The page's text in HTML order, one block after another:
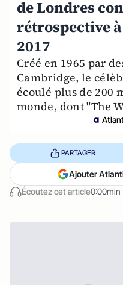
de Londres
rétrospective
2017
Créé en 1965 par
Cambridge, le
écoulé plus de 200
monde, dont "The
Écoutez cet article0:00min
PARTAGER
Ajouter